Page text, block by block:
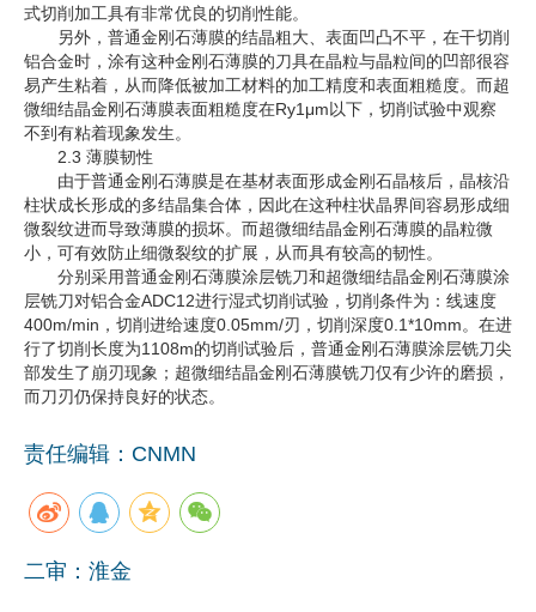
式切削加工具有非常优良的切削性能。
另外，普通金刚石薄膜的结晶粗大、表面凹凸不平，在干切削
铝合金时，涂有这种金刚石薄膜的刀具在晶粒与晶粒间的凹部很容
易产生粘着，从而降低被加工材料的加工精度和表面粗糙度。而超
微细结晶金刚石薄膜表面粗糙度在Ry1μm以下，切削试验中观察
不到有粘着现象发生。
2.3 薄膜韧性
由于普通金刚石薄膜是在基材表面形成金刚石晶核后，晶核沿
柱状成长形成的多结晶集合体，因此在这种柱状晶界间容易形成细
微裂纹进而导致薄膜的损坏。而超微细结晶金刚石薄膜的晶粒微
小，可有效防止细微裂纹的扩展，从而具有较高的韧性。
分别采用普通金刚石薄膜涂层铣刀和超微细结晶金刚石薄膜涂
层铣刀对铝合金ADC12进行湿式切削试验，切削条件为：线速度
400m/min，切削进给速度0.05mm/刃，切削深度0.1*10mm。在进
行了切削长度为1108m的切削试验后，普通金刚石薄膜涂层铣刀尖
部发生了崩刃现象；超微细结晶金刚石薄膜铣刀仅有少许的磨损，
而刀刃仍保持良好的状态。
责任编辑：CNMN
二审：淮金